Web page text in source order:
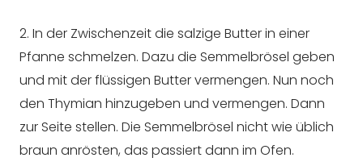
2. In der Zwischenzeit die salzige Butter in einer
Pfanne schmelzen. Dazu die Semmelbrösel geben
und mit der flüssigen Butter vermengen. Nun noch
den Thymian hinzugeben und vermengen. Dann
zur Seite stellen. Die Semmelbrösel nicht wie üblich
braun anrösten, das passiert dann im Ofen.